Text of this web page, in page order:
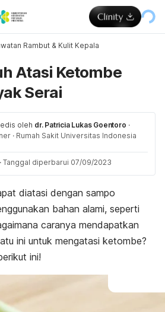
Rambut & Kulit Kepala
Atasi Ketombe
Serai
oleh dr. Patricia Lukas Goentoro ·
· Rumah Sakit Universitas Indonesia
· Tanggal diperbarui 07/09/2023
diatasi dengan sampo
bahan alami, seperti
caranya mendapatkan
ini untuk mengatasi ketombe?
ini!